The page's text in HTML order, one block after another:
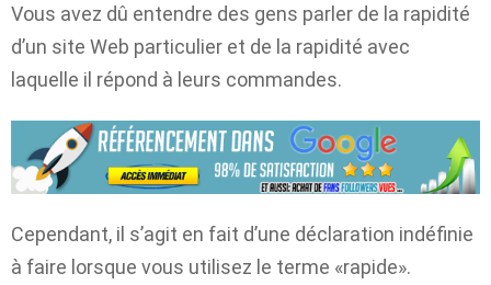
Vous avez dû entendre des gens parler de la rapidité
d’un site Web particulier et de la rapidité avec
laquelle il répond à leurs commandes.
Cependant, il s’agit en fait d’une déclaration indéfinie
à faire lorsque vous utilisez le terme «rapide».